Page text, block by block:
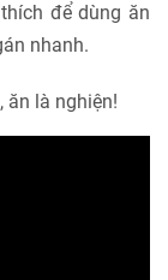
để dùng ăn
nhanh.
ăn là nghiện!